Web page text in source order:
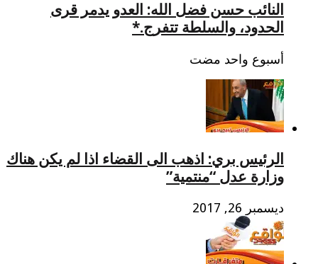
النائب حسن فضل الله: العدو يدمر قرى
الحدود، والسلطة تتفرج.*
‏أسبوع واحد مضت
الرئيس بري: اذهب الى القضاء اذا لم يكن هناك
وزارة عدل “منتمية”
ديسمبر 26, 2017